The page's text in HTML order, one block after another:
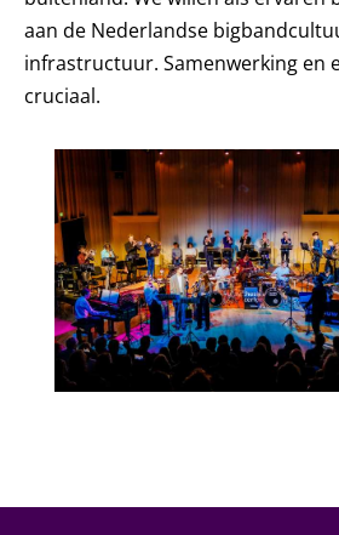
aan de Nederlandse
infrastructuur. Samenwerking en
cruciaal.
Foto's